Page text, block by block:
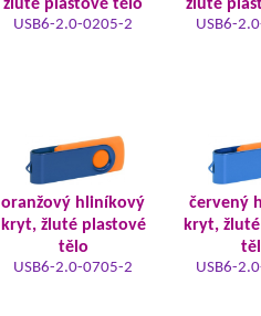
žluté plastové tělo
USB6-2.0-0205-2
žluté
USB6-
oranžový hliníkový
kryt, žluté plastové
tělo
USB6-2.0-0705-2
červený
kryt,
USB6-